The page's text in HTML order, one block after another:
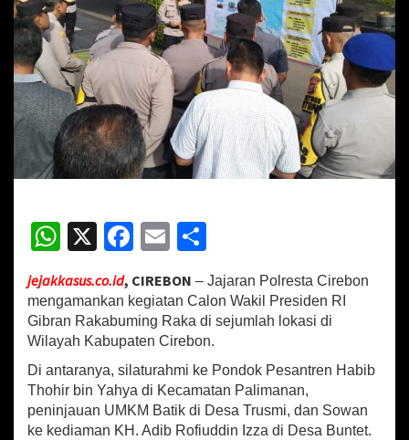
C
i
r
n
A
m
a
a
n
A
e
n
d
a
i
b
r
a
W
h
at
sA
p
p
X
Fa
b
o
o
k
E
ai
l
h
ar
e
jejakkasus.co.id, CIREBON – Jajaran Polresta Cirebon
mengamankan kegiatan Calon Wakil Presiden RI
Gibran Rakabuming Raka di sejumlah lokasi di
Wilayah Kabupaten Cirebon.
Di antaranya, silaturahmi ke Pondok Pesantren Habib
Thohir bin Yahya di Kecamatan Palimanan,
peninjauan UMKM Batik di Desa Trusmi, dan Sowan
ke kediaman KH. Adib Rofiuddin Izza di Desa Buntet.